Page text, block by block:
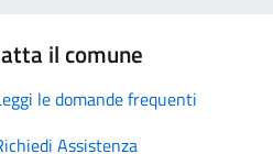
il comune
le domande frequenti
Assistenza